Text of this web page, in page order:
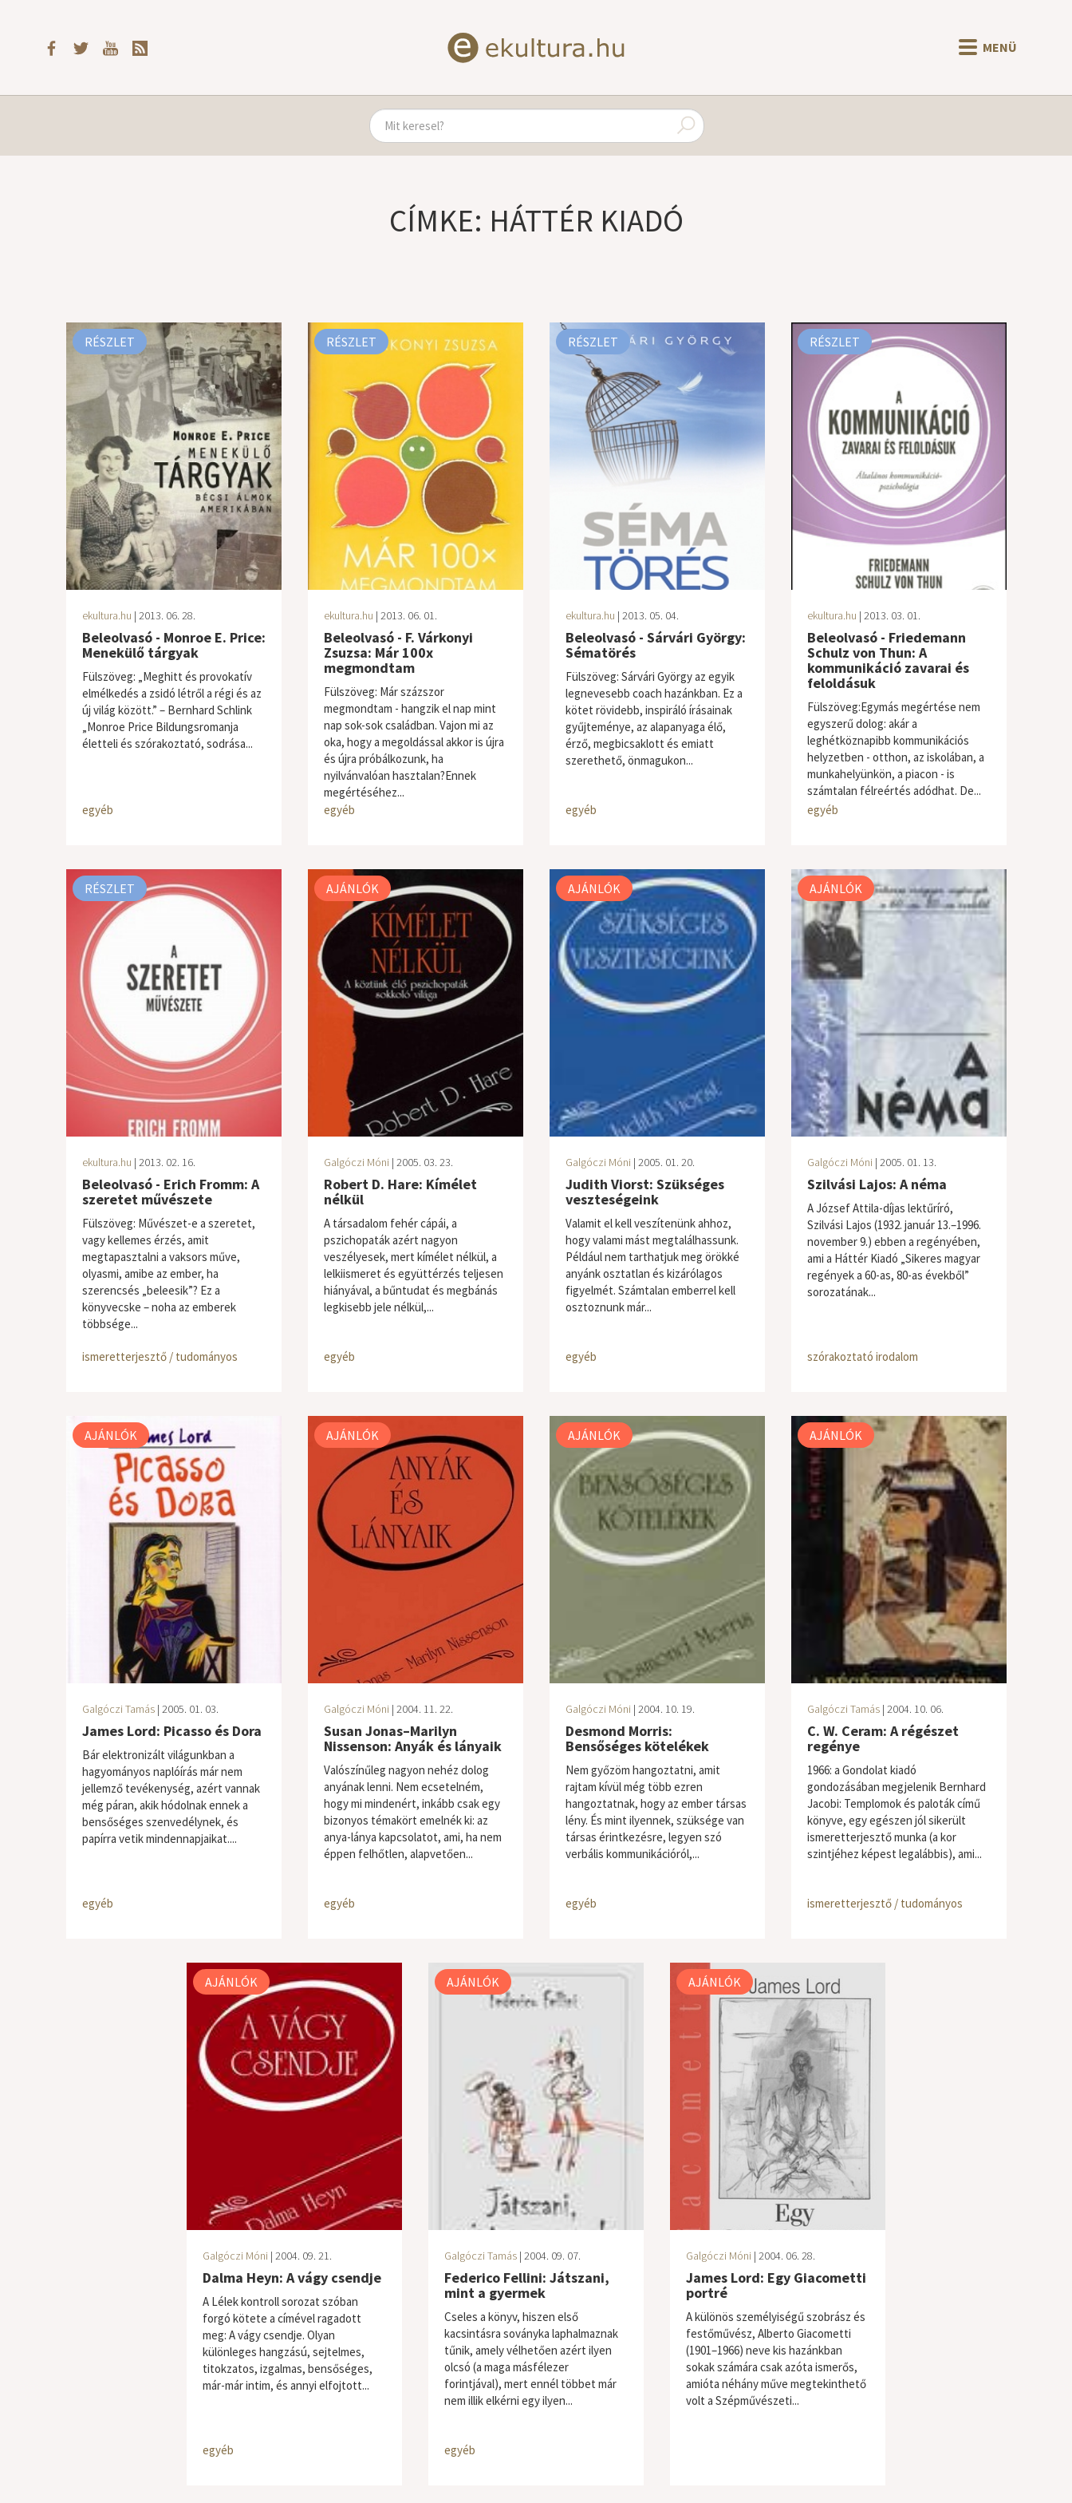
MENÜ
CÍMKE: HÁTTÉR KIADÓ
RÉSZLET
ekultura.hu | 2013. 06. 28.
Beleolvasó - Monroe E. Price:
Menekülő tárgyak
Fülszöveg: „Meghitt és provokatív
elmélkedés a zsidó létről a régi és az
új világ között.” – Bernhard Schlink
„Monroe Price Bildungsromanja
életteli és szórakoztató, sodrása...
egyéb
RÉSZLET
ekultura.hu | 2013. 06. 01.
Beleolvasó - F. Várkonyi
Zsuzsa: Már 100x
megmondtam
Fülszöveg: Már százszor
megmondtam - hangzik el nap mint
nap sok-sok családban. Vajon mi az
oka, hogy a megoldással akkor is újra
és újra próbálkozunk, ha
nyilvánvalóan hasztalan?Ennek
megértéséhez...
egyéb
RÉSZLET
ekultura.hu | 2013. 05. 04.
Beleolvasó - Sárvári György:
Sématörés
Fülszöveg: Sárvári György az egyik
legnevesebb coach hazánkban. Ez a
kötet rövidebb, inspiráló írásainak
gyűjteménye, az alapanyaga élő,
érző, megbicsaklott és emiatt
szerethető, önmagukon...
egyéb
RÉSZLET
ekultura.hu | 2013. 03. 01.
Beleolvasó - Friedemann
Schulz von Thun: A
kommunikáció zavarai és
feloldásuk
Fülszöveg:Egymás megértése nem
egyszerű dolog: akár a
leghétköznapibb kommunikációs
helyzetben - otthon, az iskolában, a
munkahelyünkön, a piacon - is
számtalan félreértés adódhat. De...
egyéb
RÉSZLET
ekultura.hu | 2013. 02. 16.
Beleolvasó - Erich Fromm: A
szeretet művészete
Fülszöveg: Művészet-e a szeretet,
vagy kellemes érzés, amit
megtapasztalni a vaksors műve,
olyasmi, amibe az ember, ha
szerencsés „beleesik”? Ez a
könyvecske – noha az emberek
többsége...
ismeretterjesztő / tudományos
AJÁNLÓK
Galgóczi Móni | 2005. 03. 23.
Robert D. Hare: Kímélet
nélkül
A társadalom fehér cápái, a
pszichopaták azért nagyon
veszélyesek, mert kímélet nélkül, a
lelkiismeret és együttérzés teljesen
hiányával, a bűntudat és megbánás
legkisebb jele nélkül,...
egyéb
AJÁNLÓK
Galgóczi Móni | 2005. 01. 20.
Judith Viorst: Szükséges
veszteségeink
Valamit el kell veszítenünk ahhoz,
hogy valami mást megtalálhassunk.
Például nem tarthatjuk meg örökké
anyánk osztatlan és kizárólagos
figyelmét. Számtalan emberrel kell
osztoznunk már...
egyéb
AJÁNLÓK
Galgóczi Móni | 2005. 01. 13.
Szilvási Lajos: A néma
A József Attila-díjas lektűríró,
Szilvási Lajos (1932. január 13.–1996.
november 9.) ebben a regényében,
ami a Háttér Kiadó „Sikeres magyar
regények a 60-as, 80-as évekből”
sorozatának...
szórakoztató irodalom
AJÁNLÓK
Galgóczi Tamás| 2005. 01. 03.
James Lord: Picasso és Dora
Bár elektronizált világunkban a
hagyományos naplóírás már nem
jellemző tevékenység, azért vannak
még páran, akik hódolnak ennek a
bensőséges szenvedélynek, és
papírra vetik mindennapjaikat....
egyéb
AJÁNLÓK
Galgóczi Móni | 2004. 11. 22.
Susan Jonas–Marilyn
Nissenson: Anyák és lányaik
Valószínűleg nagyon nehéz dolog
anyának lenni. Nem ecsetelném,
hogy mi mindenért, inkább csak egy
bizonyos témakört emelnék ki: az
anya-lánya kapcsolatot, ami, ha nem
éppen felhőtlen, alapvetően...
egyéb
AJÁNLÓK
Galgóczi Móni | 2004. 10. 19.
Desmond Morris:
Bensőséges kötelékek
Nem győzöm hangoztatni, amit
rajtam kívül még több ezren
hangoztatnak, hogy az ember társas
lény. És mint ilyennek, szüksége van
társas érintkezésre, legyen szó
verbális kommunikációról,...
egyéb
AJÁNLÓK
Galgóczi Tamás| 2004. 10. 06.
C. W. Ceram: A régészet
regénye
1966: a Gondolat kiadó
gondozásában megjelenik Bernhard
Jacobi: Templomok és paloták című
könyve, egy egészen jól sikerült
ismeretterjesztő munka (a kor
szintjéhez képest legalábbis), ami...
ismeretterjesztő / tudományos
AJÁNLÓK
Galgóczi Móni | 2004. 09. 21.
Dalma Heyn: A vágy csendje
A Lélek kontroll sorozat szóban
forgó kötete a címével ragadott
meg: A vágy csendje. Olyan
különleges hangzású, sejtelmes,
titokzatos, izgalmas, bensőséges,
már-már intim, és annyi elfojtott...
egyéb
AJÁNLÓK
Galgóczi Tamás | 2004. 09. 07.
Federico Fellini: Játszani,
mint a gyermek
Cseles a könyv, hiszen első
kacsintásra soványka laphalmaznak
tűnik, amely vélhetően azért ilyen
olcsó (a maga másfélezer
forintjával), mert ennél többet már
nem illik elkérni egy ilyen...
egyéb
AJÁNLÓK
Galgóczi Móni | 2004. 06. 28.
James Lord: Egy Giacometti
portré
A különös személyiségű szobrász és
festőművész, Alberto Giacometti
(1901–1966) neve kis hazánkban
sokak számára csak azóta ismerős,
amióta néhány műve megtekinthető
volt a Szépművészeti...